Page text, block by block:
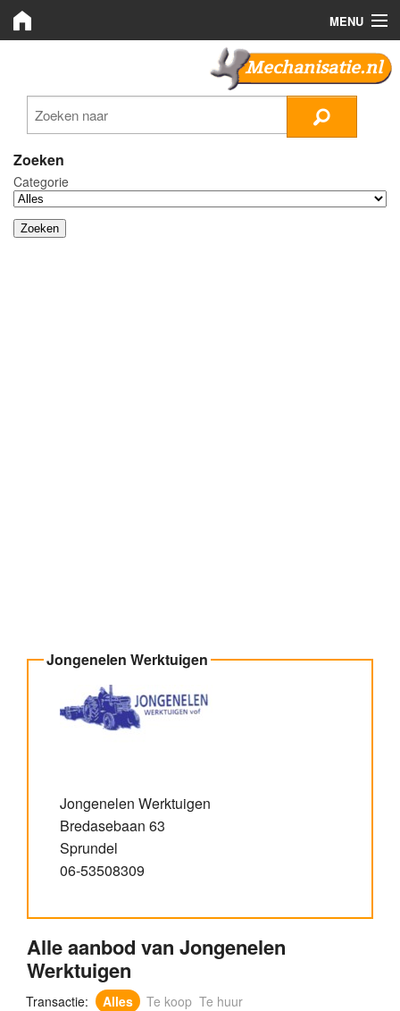
MENU
Zoeken
Nieuws
Mechanisatie.nl
Zoeken
Categorie
Jongenelen Werktuigen
Jongenelen Werktuigen
Bredasebaan 63
Sprundel
06-53508309
Alle aanbod van Jongenelen
Werktuigen
Transactie: Alles Te koop Te huur